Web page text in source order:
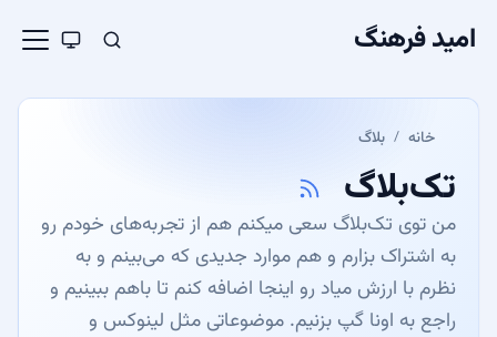
امید فرهنگ
خانه بلاگ
تک‌بلاگ
من توی تک‌بلاگ سعی میکنم هم از تجربه‌های خودم رو
به اشتراک بزارم و هم موارد جدیدی که می‌بینم و به
نظرم با ارزش میاد رو اینجا اضافه کنم تا باهم ببینیم و
راجع به اونا گپ بزنیم. موضوعاتی مثل لینوکس و